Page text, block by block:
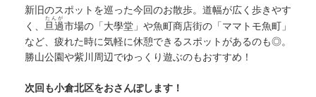
新旧のスポットを巡った今回のお散歩。道幅が広く歩きやす
く、
旦過
たんが
市場の「大學堂」や魚町商店街の「ママトモ魚町」
など、疲れた時に気軽に休憩できるスポットがあるのも◎。
勝山公園や紫川周辺でゆっくり遊ぶのもおすすめ！
次回も小倉北区をおさんぽします！